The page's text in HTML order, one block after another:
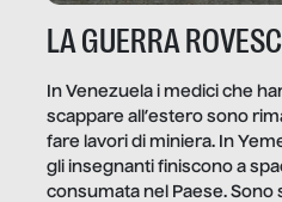
LA GUERRA
In Venezuela i medici che
scappare all’estero sono
fare lavori di miniera. In
gli insegnanti finiscono a
consumata nel Paese. Sono